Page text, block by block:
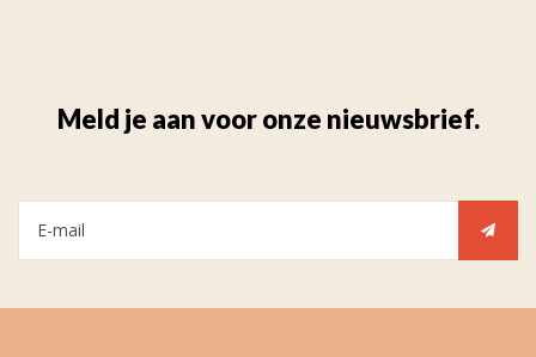
Meld je aan voor onze nieuwsbrief.